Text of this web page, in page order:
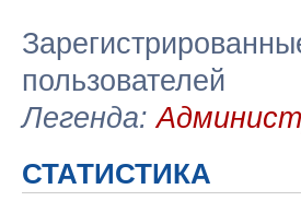
пользователей
Легенда:
СТАТИСТИКА